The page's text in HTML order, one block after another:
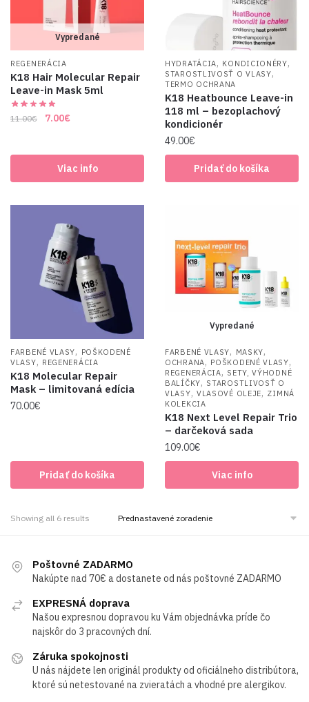
Vypredané
REGENERÁCIA
K18 Hair Molecular Repair
Leave-in Mask 5ml
11.00€
Original
11.00€.
7.00€Current
7.00€.
Viac info
HYDRATÁCIA, KONDICIONÉRY,
STAROSTLIVOSŤ O VLASY,
TERMO OCHRANA
K18 Heatbounce Leave-in
118 ml – bezoplachový
kondicionér
49.00€
Pridať do košíka
FARBENÉ VLASY, POŠKODENÉ
VLASY, REGENERÁCIA
K18 Molecular Repair
Mask – limitovaná edícia
70.00€
Pridať do košíka
Vypredané
FARBENÉ VLASY, MASKY,
OCHRANA, POŠKODENÉ VLASY,
REGENERÁCIA, SETY, VÝHODNÉ
BALÍČKY, STAROSTLIVOSŤ O
VLASY, VLASOVÉ OLEJE, ZIMNÁ
KOLEKCIA
K18 Next Level Repair Trio
– darčeková sada
109.00€
Viac info
Showing all 6 results
Poštovné ZADARMO
Nakúpte nad 70€ a dostanete od nás poštovné ZADARMO
EXPRESNÁ doprava
Našou expresnou dopravou ku Vám objednávka príde čo
najskôr do 3 pracovných dní.
Záruka spokojnosti
U nás nájdete len originál produkty od oficiálneho distribútora,
ktoré sú netestované na zvieratách a vhodné pre alergikov.